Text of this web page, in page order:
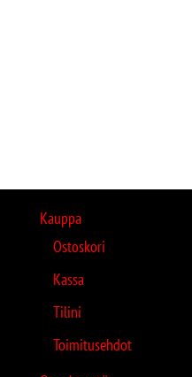
Kauppa
Ostoskori
Kassa
Tilini
Toimitusehdot